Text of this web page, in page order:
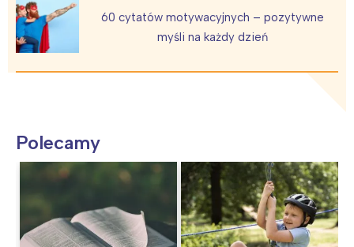
60 cytatów motywacyjnych – pozytywne
myśli na każdy dzień
Polecamy